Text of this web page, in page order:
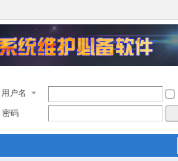
用户名
密码